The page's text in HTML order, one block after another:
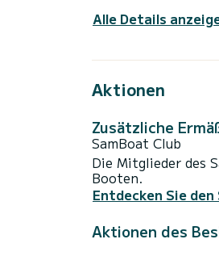
Alle Details
Aktionen
Zusätzliche
SamBoat Club
Die Mitglieder des
Booten.
Entdecken Sie
Aktionen des